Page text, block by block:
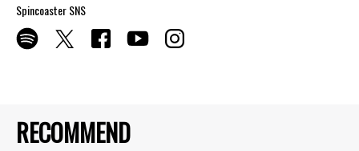
RECOMMEND
Spincoaster SNS